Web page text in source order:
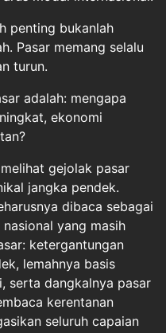
penting bukanlah
Pasar memang selalu
turun.
adalah: mengapa
ekonomi
gejolak pasar
jangka pendek.
dibaca sebagai
yang masih
ketergantungan
lemahnya basis
serta dangkalnya pasar
kerentanan
seluruh capaian